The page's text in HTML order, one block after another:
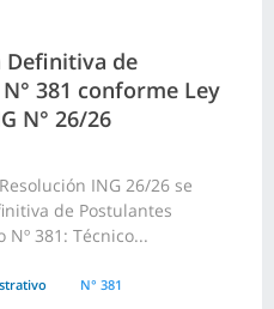
Definitiva de
381 conforme Ley
N° 26/26
ING 26/26 se
de Postulantes
381: Técnico...
N° 381